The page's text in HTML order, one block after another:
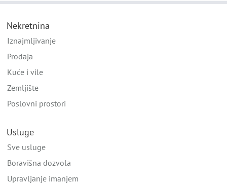
Nekretnina
Iznajmljivanje
Prodaja
Kuće i vile
Zemljište
Poslovni prostori
Usluge
Sve usluge
Boravišna dozvola
Upravljanje imanjem